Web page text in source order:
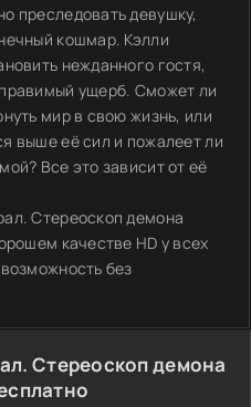
преследовать девушку,
кошмар. Кэлли
нежданного гостя,
ущерб. Сможет ли
мир в свою жизнь, или
выше её сил и пожалеет ли
Все это зависит от её
Стереоскоп демона
качестве HD у всех
без
Стереоскоп демона